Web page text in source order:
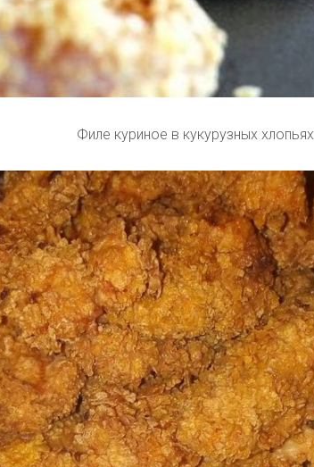
Филе куриное в кукурузных хлопьях